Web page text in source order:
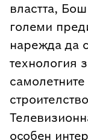
властта,
големи
нарежда да
технология
особен